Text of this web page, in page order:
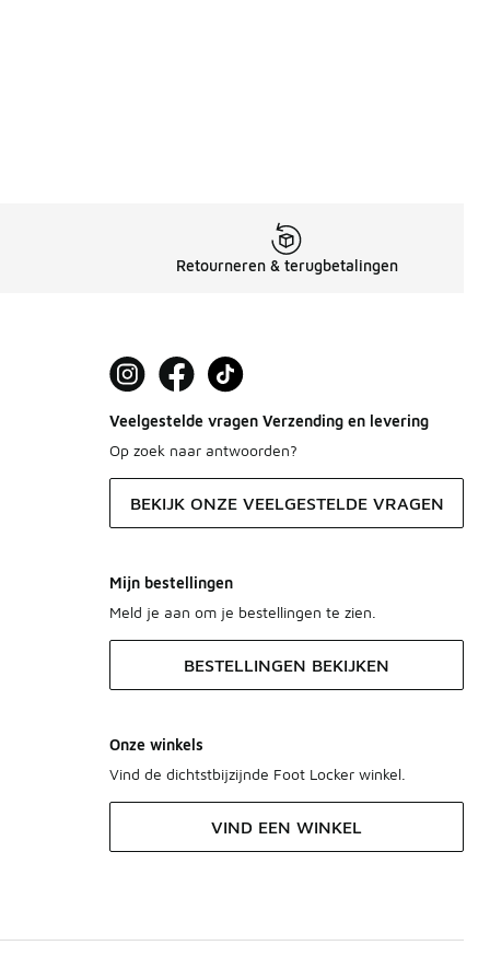
Retourneren & terugbetalingen
Veelgestelde vragen Verzending en levering
Op zoek naar antwoorden?
BEKIJK ONZE VEELGESTELDE VRAGEN
Mijn bestellingen
Meld je aan om je bestellingen te zien.
BESTELLINGEN BEKIJKEN
Onze winkels
Vind de dichtstbijzijnde Foot Locker winkel.
VIND EEN WINKEL